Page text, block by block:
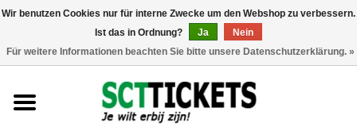
Wir benutzen Cookies nur für interne Zwecke um den Webshop zu verbessern.
Ist das in Ordnung?
Ja
Nein
Für weitere Informationen beachten Sie bitte unsere Datenschutzerklärung. »